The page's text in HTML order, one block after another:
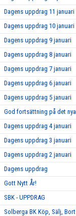
Dagens uppdrag 11 januari
Dagens uppdrag 10 januari
Dagens uppdrag 9 januari
Dagens uppdrag 8 januari
Dagens uppdrag 7 januari
Dagens uppdrag 6 januari
Dagens uppdrag 5 januari
God fortsättning på det
Dagens uppdrag 4 januari
Dagens uppdrag 3 januari
Dagens uppdrag 2 januari
Dagens uppdrag
Gott Nytt År!
SBK - UPPDRAG
Solberga BK Köp, Sälj,